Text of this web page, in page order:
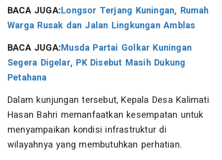
BACA JUGA:Longsor Terjang Kuningan, Rumah
Warga Rusak dan Jalan Lingkungan Amblas
BACA JUGA:Musda Partai Golkar Kuningan
Segera Digelar, PK Disebut Masih Dukung
Petahana
Dalam kunjungan tersebut, Kepala Desa Kalimati
Hasan Bahri memanfaatkan kesempatan untuk
menyampaikan kondisi infrastruktur di
wilayahnya yang membutuhkan perhatian.